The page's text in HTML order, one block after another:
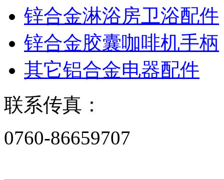
锌合金淋浴房卫浴配件
锌合金胶囊咖啡机手柄
其它铝合金电器配件
联系传真：
0760-86659707